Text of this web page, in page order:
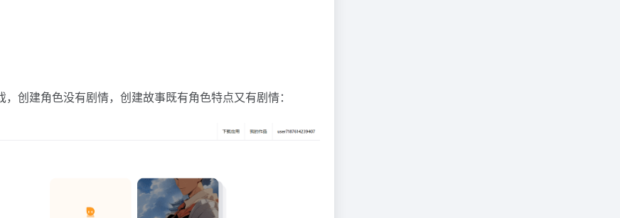
创建角色没有剧情，创建故事既有角色特点又有剧情：